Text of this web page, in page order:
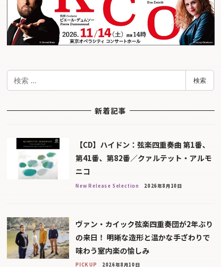
検
索
検索
新着記事
【CD】ハイドン：弦楽四重奏曲 第1番、
第41番、第82番／クァルテット・アルモ
ニコ
New Release Selection 2026年8月10日
ヴァン・カイック弦楽四重奏団が2年ぶり
の来日！ 明晰な造形と温かな手ざわりで
味わう室内楽の愉しみ
PICK UP 2026年8月10日